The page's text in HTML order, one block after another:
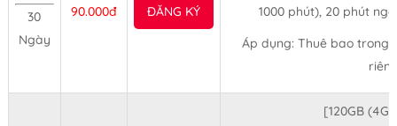
30
Ngày
90.000đ ĐĂNG KÝ
1000 phút), 20 phút
Áp dụng: Thuê bao trong
[120GB